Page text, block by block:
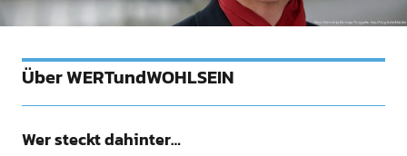
Über WERTundWOHLSEIN
Wer steckt dahinter…